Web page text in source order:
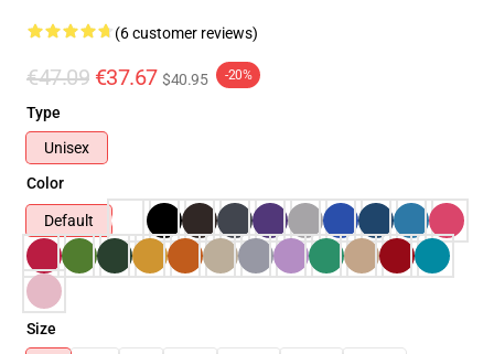
(6 customer reviews)
€47.09 €37.67 $40.95 -20%
Type
Unisex
Color
Default
Size